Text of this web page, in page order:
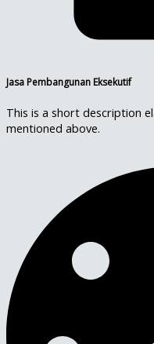
Jasa Pembangunan Eksekutif
This is a short description
mentioned above.​